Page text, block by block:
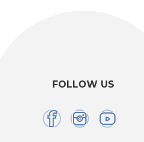
FOLLOW US